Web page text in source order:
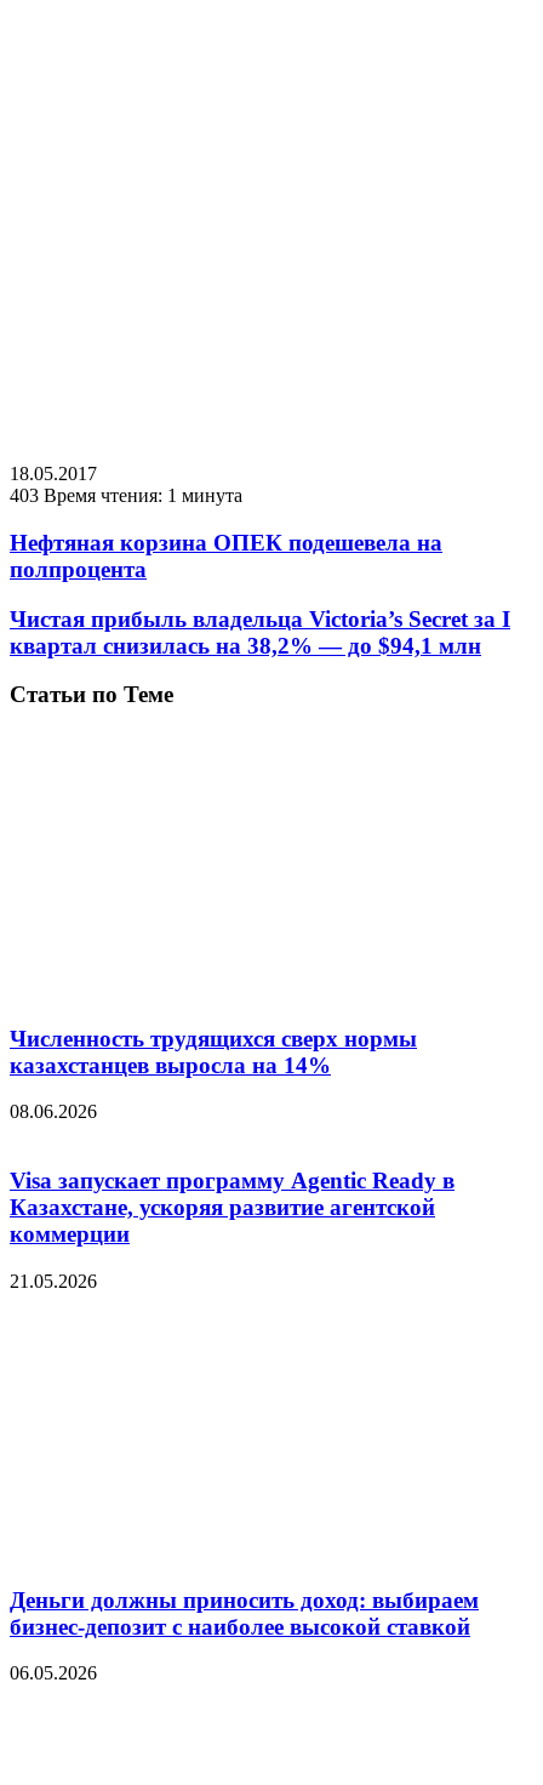
18.05.2017
403 Время чтения: 1 минута
Нефтяная корзина ОПЕК подешевела на
полпроцента
Чистая прибыль владельца Victoria’s Secret за I
квартал снизилась на 38,2% — до $94,1 млн
Статьи по Теме
Численность трудящихся сверх нормы
казахстанцев выросла на 14%
08.06.2026
Visa запускает программу Agentic Ready в
Казахстане, ускоряя развитие агентской
коммерции
21.05.2026
Деньги должны приносить доход: выбираем
бизнес-депозит с наиболее высокой ставкой
06.05.2026